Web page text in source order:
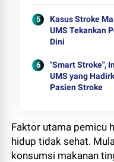
Kasus Stroke
UMS Tekankan
Dini
"Smart Stroke",
UMS yang
Pasien Stroke
Faktor utama pemicu
hidup tidak sehat.
konsumsi makanan